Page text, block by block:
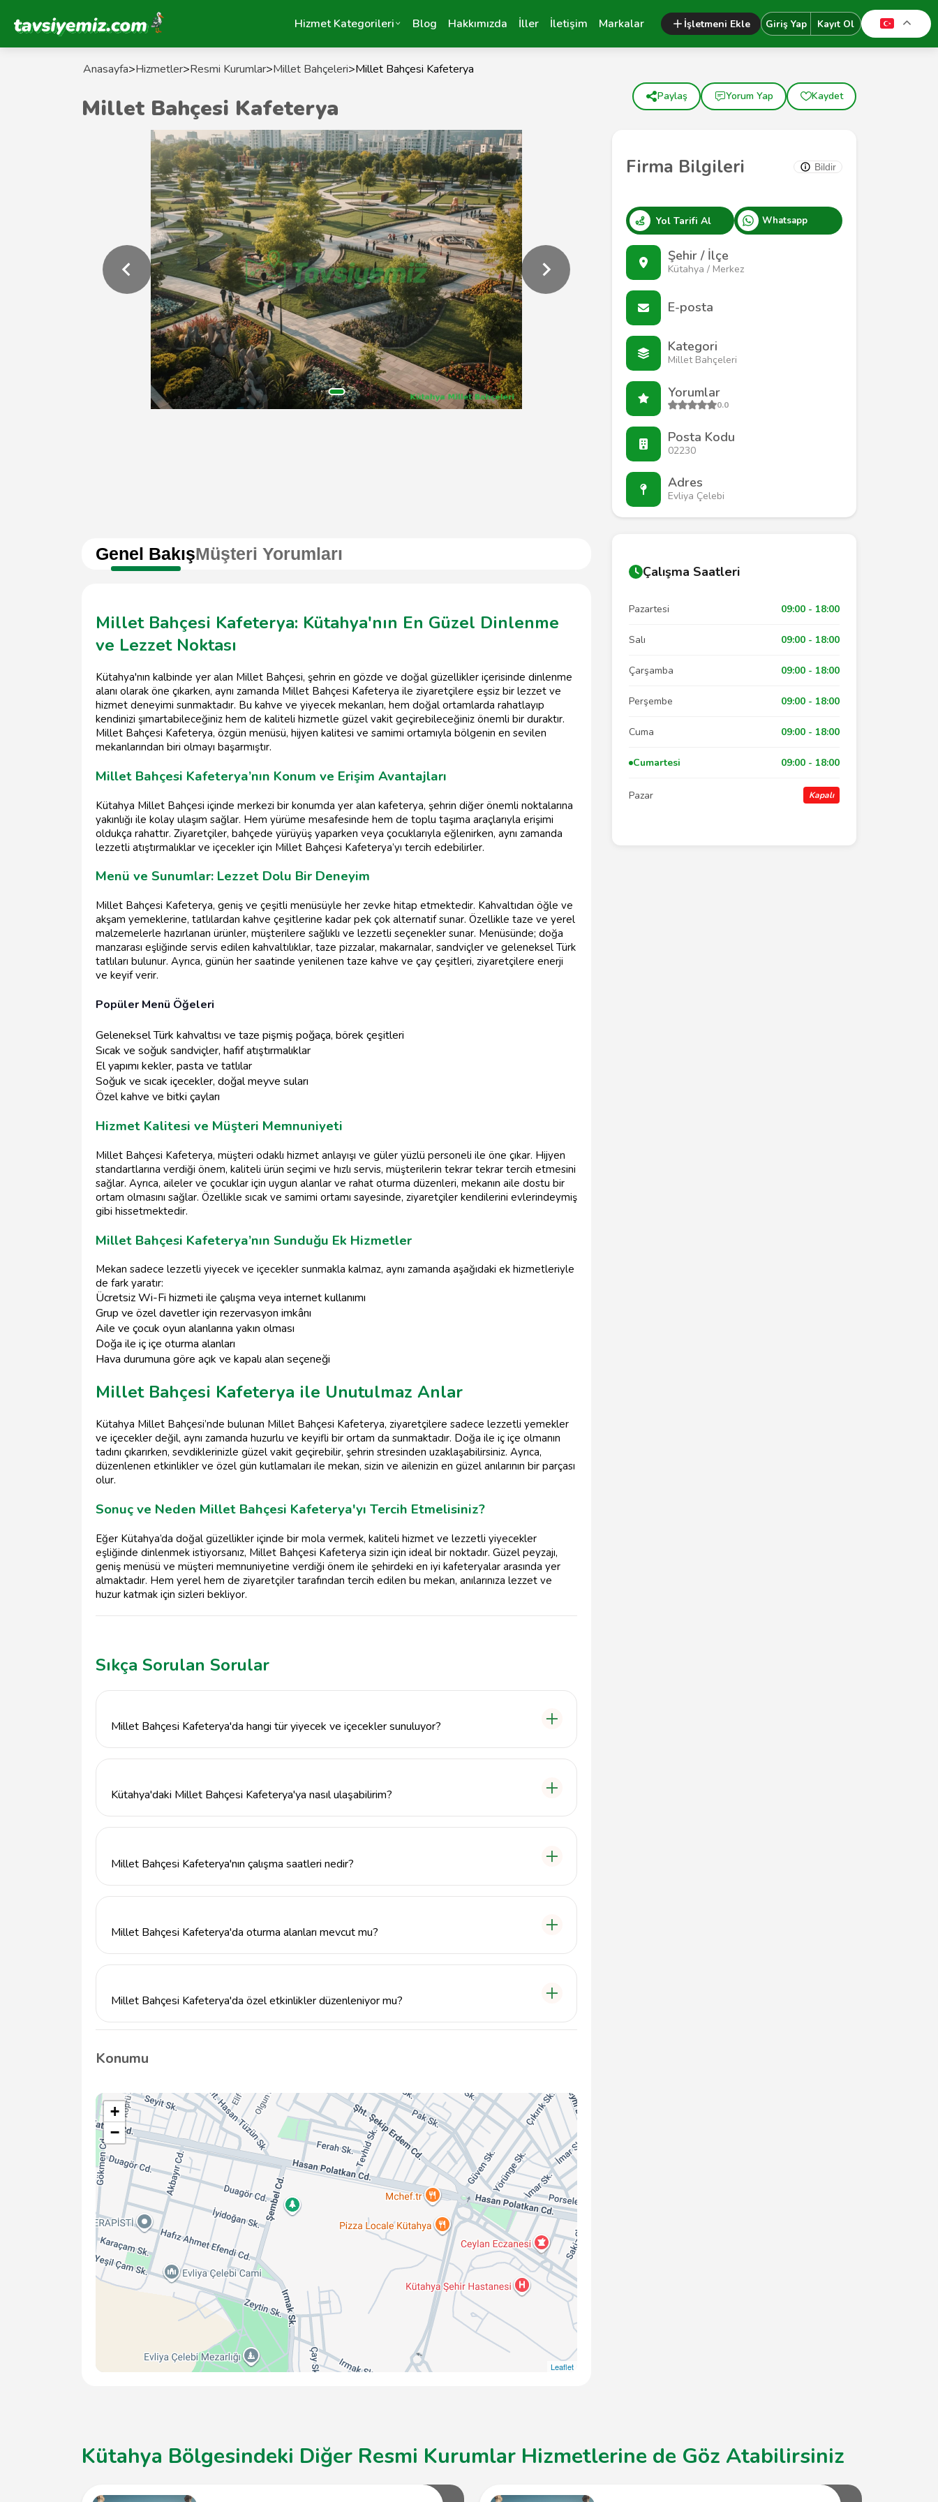
Tavsiyemiz Anasayfa Hizmet Kategorileri Blog Hakkımızda İller İletişim Markalar İşletmeni Ekle Giriş Yap Kayıt Ol
Anasayfa>Hizmetler>Resmi Kurumlar>Millet Bahçeleri>Millet Bahçesi Kafeterya
Firma Bilgileri Bildir
Yol Tarifi Al Whatsapp
Şehir / İlçe
Kütahya / Merkez
E-posta
Kategori
Millet Bahçeleri
Yorumlar
0.0
Posta Kodu
02230
Adres
Evliya Çelebi
Millet Bahçesi Kafeterya Paylaş Yorum Yap Kaydet
Genel BakışMüşteri Yorumları
Millet Bahçesi Kafeterya: Kütahya'nın En Güzel Dinlenme
ve Lezzet Noktası
Kütahya'nın kalbinde yer alan Millet Bahçesi, şehrin en gözde ve doğal güzellikler içerisinde dinlenme
alanı olarak öne çıkarken, aynı zamanda Millet Bahçesi Kafeterya ile ziyaretçilere eşsiz bir lezzet ve
hizmet deneyimi sunmaktadır. Bu kahve ve yiyecek mekanları, hem doğal ortamlarda rahatlayıp
kendinizi şımartabileceğiniz hem de kaliteli hizmetle güzel vakit geçirebileceğiniz önemli bir duraktır.
Millet Bahçesi Kafeterya, özgün menüsü, hijyen kalitesi ve samimi ortamıyla bölgenin en sevilen
mekanlarından biri olmayı başarmıştır.
Millet Bahçesi Kafeterya’nın Konum ve Erişim Avantajları
Kütahya Millet Bahçesi içinde merkezi bir konumda yer alan kafeterya, şehrin diğer önemli noktalarına
yakınlığı ile kolay ulaşım sağlar. Hem yürüme mesafesinde hem de toplu taşıma araçlarıyla erişimi
oldukça rahattır. Ziyaretçiler, bahçede yürüyüş yaparken veya çocuklarıyla eğlenirken, aynı zamanda
lezzetli atıştırmalıklar ve içecekler için Millet Bahçesi Kafeterya’yı tercih edebilirler.
Menü ve Sunumlar: Lezzet Dolu Bir Deneyim
Millet Bahçesi Kafeterya, geniş ve çeşitli menüsüyle her zevke hitap etmektedir. Kahvaltıdan öğle ve
akşam yemeklerine, tatlılardan kahve çeşitlerine kadar pek çok alternatif sunar. Özellikle taze ve yerel
malzemelerle hazırlanan ürünler, müşterilere sağlıklı ve lezzetli seçenekler sunar. Menüsünde; doğa
manzarası eşliğinde servis edilen kahvaltılıklar, taze pizzalar, makarnalar, sandviçler ve geleneksel Türk
tatlıları bulunur. Ayrıca, günün her saatinde yenilenen taze kahve ve çay çeşitleri, ziyaretçilere enerji
ve keyif verir.
Popüler Menü Öğeleri
Geleneksel Türk kahvaltısı ve taze pişmiş poğaça, börek çeşitleri
Sıcak ve soğuk sandviçler, hafif atıştırmalıklar
El yapımı kekler, pasta ve tatlılar
Soğuk ve sıcak içecekler, doğal meyve suları
Özel kahve ve bitki çayları
Hizmet Kalitesi ve Müşteri Memnuniyeti
Millet Bahçesi Kafeterya, müşteri odaklı hizmet anlayışı ve güler yüzlü personeli ile öne çıkar. Hijyen
standartlarına verdiği önem, kaliteli ürün seçimi ve hızlı servis, müşterilerin tekrar tekrar tercih etmesini
sağlar. Ayrıca, aileler ve çocuklar için uygun alanlar ve rahat oturma düzenleri, mekanın aile dostu bir
ortam olmasını sağlar. Özellikle sıcak ve samimi ortamı sayesinde, ziyaretçiler kendilerini evlerindeymiş
gibi hissetmektedir.
Millet Bahçesi Kafeterya’nın Sunduğu Ek Hizmetler
Mekan sadece lezzetli yiyecek ve içecekler sunmakla kalmaz, aynı zamanda aşağıdaki ek hizmetleriyle
de fark yaratır:
Ücretsiz Wi-Fi hizmeti ile çalışma veya internet kullanımı
Grup ve özel davetler için rezervasyon imkânı
Aile ve çocuk oyun alanlarına yakın olması
Doğa ile iç içe oturma alanları
Hava durumuna göre açık ve kapalı alan seçeneği
Millet Bahçesi Kafeterya ile Unutulmaz Anlar
Kütahya Millet Bahçesi’nde bulunan Millet Bahçesi Kafeterya, ziyaretçilere sadece lezzetli yemekler
ve içecekler değil, aynı zamanda huzurlu ve keyifli bir ortam da sunmaktadır. Doğa ile iç içe olmanın
tadını çıkarırken, sevdiklerinizle güzel vakit geçirebilir, şehrin stresinden uzaklaşabilirsiniz. Ayrıca,
düzenlenen etkinlikler ve özel gün kutlamaları ile mekan, sizin ve ailenizin en güzel anılarının bir parçası
olur.
Sonuç ve Neden Millet Bahçesi Kafeterya'yı Tercih Etmelisiniz?
Eğer Kütahya’da doğal güzellikler içinde bir mola vermek, kaliteli hizmet ve lezzetli yiyecekler
eşliğinde dinlenmek istiyorsanız, Millet Bahçesi Kafeterya sizin için ideal bir noktadır. Güzel peyzajı,
geniş menüsü ve müşteri memnuniyetine verdiği önem ile şehirdeki en iyi kafeteryalar arasında yer
almaktadır. Hem yerel hem de ziyaretçiler tarafından tercih edilen bu mekan, anılarınıza lezzet ve
huzur katmak için sizleri bekliyor.
Sıkça Sorulan Sorular
Millet Bahçesi Kafeterya'da hangi tür yiyecek ve içecekler sunuluyor?
Kütahya'daki Millet Bahçesi Kafeterya'ya nasıl ulaşabilirim?
Millet Bahçesi Kafeterya'nın çalışma saatleri nedir?
Millet Bahçesi Kafeterya'da oturma alanları mevcut mu?
Millet Bahçesi Kafeterya'da özel etkinlikler düzenleniyor mu?
Millet Bahçesi Kafeterya, özel günler ve etkinlikler için rezervasyon kabul etmektedir. Detaylar
Konumu
+
−
Leaflet
Çalışma Saatleri
Pazartesi 09:00 - 18:00
Salı 09:00 - 18:00
Çarşamba 09:00 - 18:00
Perşembe 09:00 - 18:00
Cuma 09:00 - 18:00
Cumartesi 09:00 - 18:00
Pazar Kapalı
Kütahya Bölgesindeki Diğer Resmi Kurumlar Hizmetlerine de Göz Atabilirsiniz